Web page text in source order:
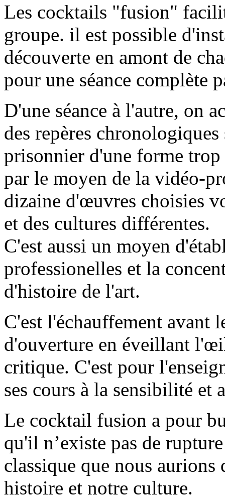
Les cocktails "fusion"
groupe. il est possible
découverte en amont de
pour une séance complète
D'une séance à l'autre, on
des repères
prisonnier d'une forme
par le moyen de la vidéo-
dizaine d'œuvres choisies
et des cultures différentes.
C'est aussi un moyen
professionelles et la
d'histoire de l'art.
C'est l'échauffement avant
d'ouverture en éveillant
critique. C'est pour
ses cours à la sensibilité et
Le cocktail fusion a pour
qu'il n’existe pas de
classique que nous
histoire et notre culture.